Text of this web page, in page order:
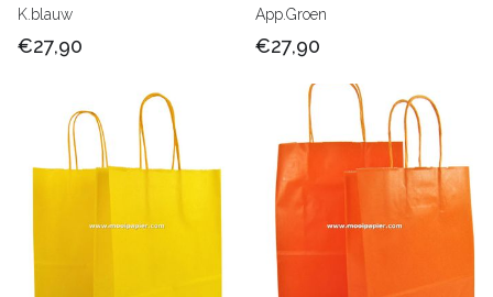
K.blauw
€27,90
App.Groen
€27,90